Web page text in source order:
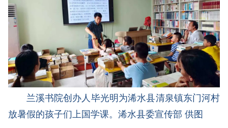
兰溪书院创办人毕光明为浠水县清泉镇东门河村
放暑假的孩子们上国学课。浠水县委宣传部 供图